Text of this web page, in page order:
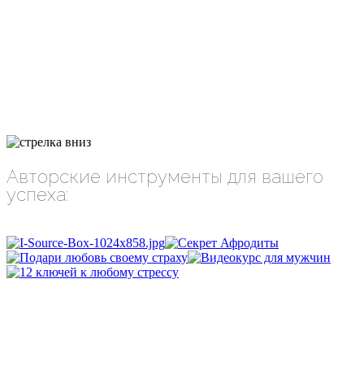
Авторские инструменты для вашего
успеха: